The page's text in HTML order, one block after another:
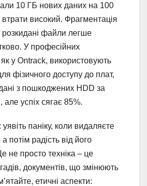
10 ГБ нових даних на 100
втрати високий. Фрагментація
розкидані файли легше
У професійних
у Ontrack, використовують
фізичного доступу до плат,
з пошкоджених HDD за
але успіх сягає 85%.
паніку, коли видаляєте
потім радість від його
не просто техніка – це
документів, що змінюють
етичні аспекти: